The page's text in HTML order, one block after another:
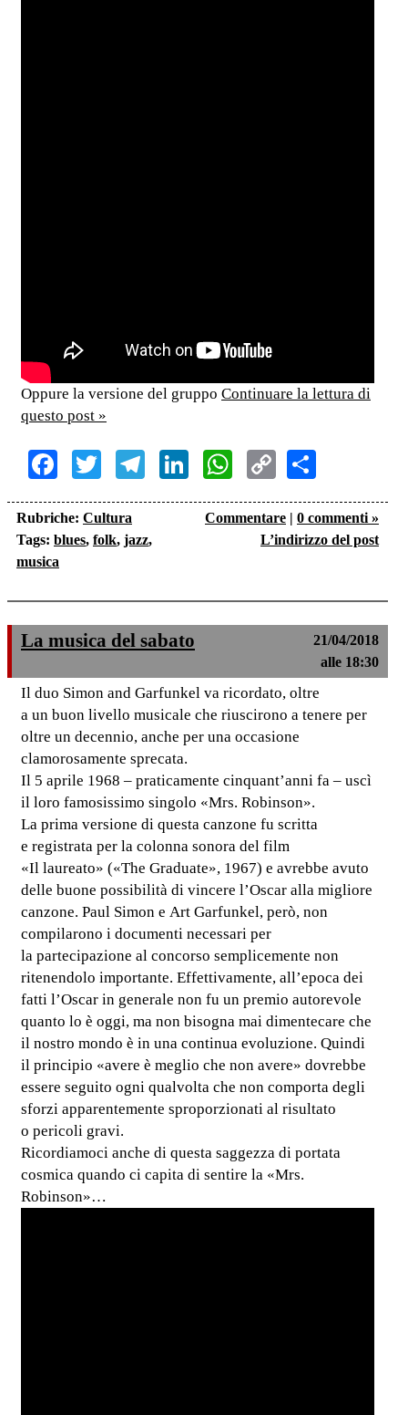
Oppure la versione del gruppo Continuare la lettura di
questo post »
Facebook
TwitterTelegram
LinkedInWhatsApp
Copy
Link
Rubriche: Cultura
Tags: blues, folk, jazz,
musica
Commentare | 0 commenti »
L’indirizzo del post
La musica del sabato
21/04/2018
alle 18:30
Il duo Simon and Garfunkel va ricordato, oltre
a un buon livello musicale che riuscirono a tenere per
oltre un decennio, anche per una occasione
clamorosamente sprecata.
Il 5 aprile 1968 – praticamente cinquant’anni fa – uscì
il loro famosissimo singolo «Mrs. Robinson».
La prima versione di questa canzone fu scritta
e registrata per la colonna sonora del film
«Il laureato» («The Graduate», 1967) e avrebbe avuto
delle buone possibilità di vincere l’Oscar alla migliore
canzone. Paul Simon e Art Garfunkel, però, non
compilarono i documenti necessari per
la partecipazione al concorso semplicemente non
ritenendolo importante. Effettivamente, all’epoca dei
fatti l’Oscar in generale non fu un premio autorevole
quanto lo è oggi, ma non bisogna mai dimentecare che
il nostro mondo è in una continua evoluzione. Quindi
il principio «avere è meglio che non avere» dovrebbe
essere seguito ogni qualvolta che non comporta degli
sforzi apparentemente sproporzionati al risultato
o pericoli gravi.
Ricordiamoci anche di questa saggezza di portata
cosmica quando ci capita di sentire la «Mrs.
Robinson»…